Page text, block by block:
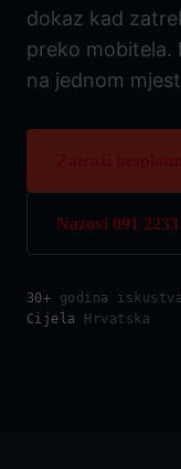
dokaz kad
preko mobitela.
na jednom
Nazovi 091 2233
30+ godina iskustva
Cijela
Hrvatska